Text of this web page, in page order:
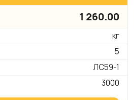
1 260.00
кг
5
ЛС59-1
3000